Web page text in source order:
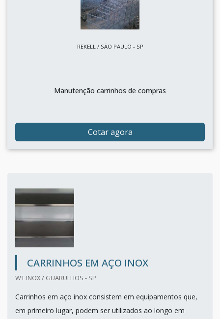
REKELL / SÃO PAULO - SP
Manutenção carrinhos de compras
Cotar agora
CARRINHOS EM AÇO INOX
WT INOX / GUARULHOS - SP
Carrinhos em aço inox consistem em equipamentos que,
em primeiro lugar, podem ser utilizados ao longo em